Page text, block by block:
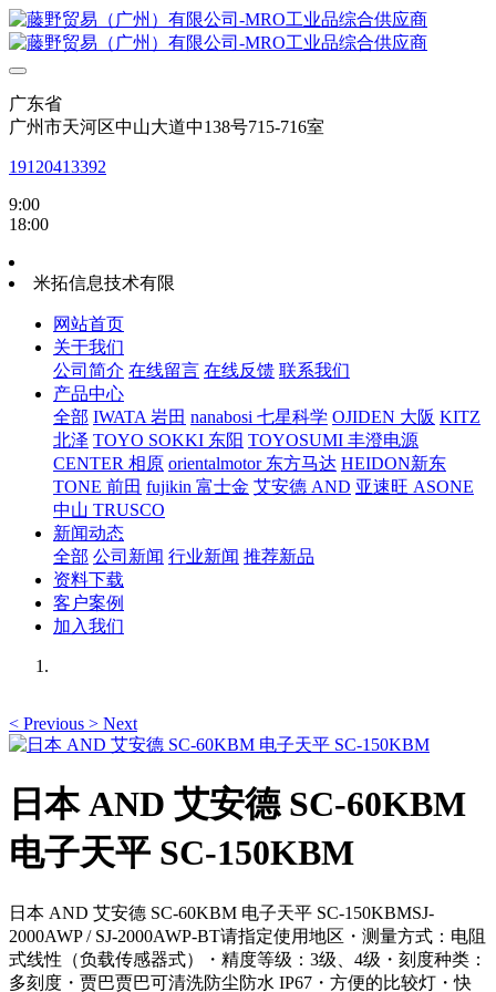
广东省
广州市天河区中山大道中138号715-716室
19120413392
9:00
18:00
米拓信息技术有限
网站首页
关于我们
公司简介 在线留言 在线反馈 联系我们
产品中心
全部 IWATA 岩田 nanabosi 七星科学 OJIDEN 大阪 KITZ
北泽 TOYO SOKKI 东阳 TOYOSUMI 丰澄电源
CENTER 相原 orientalmotor 东方马达 HEIDON新东
TONE 前田 fujikin 富士金 艾安德 AND 亚速旺 ASONE
中山 TRUSCO
新闻动态
全部 公司新闻 行业新闻 推荐新品
资料下载
客户案例
加入我们
< Previous > Next
日本 AND 艾安德 SC-60KBM
电子天平 SC-150KBM
日本 AND 艾安德 SC-60KBM 电子天平 SC-150KBMSJ-
2000AWP / SJ-2000AWP-BT请指定使用地区・测量方式：电阻
式线性（负载传感器式）・精度等级：3级、4级・刻度种类：
多刻度・贾巴贾巴可清洗防尘防水 IP67・方便的比较灯・快